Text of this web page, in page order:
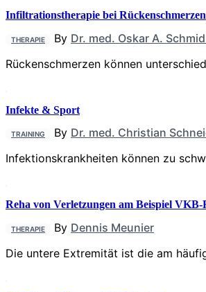
Infiltrationstherapie bei Rückenschmerzen
THERAPIE By Dr. med. Oskar A.
Rückenschmerzen können
Infekte & Sport
TRAINING By Dr. med. Christian
Infektionskrankheiten können zu
Reha von Verletzungen am Beispiel
THERAPIE By Dennis Meunier
Die untere Extremität ist die am